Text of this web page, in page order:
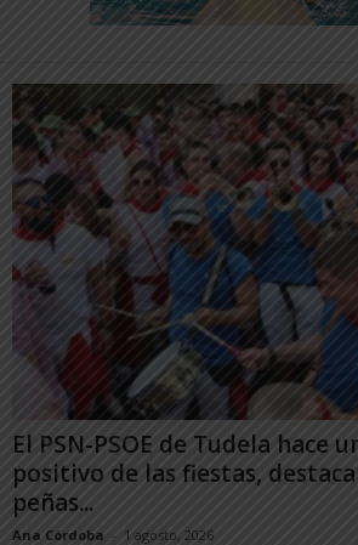
El PSN-PSOE de Tudela hace
positivo de las fiestas,
peñas...
Ana Córdoba - 1 agosto, 2026